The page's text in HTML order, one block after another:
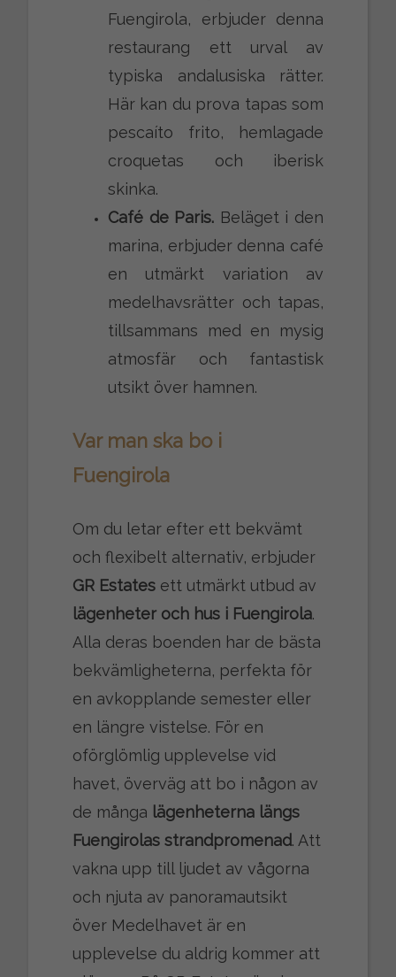
Fuengirola, erbjuder denna
restaurang ett urval av
typiska andalusiska rätter.
Här kan du prova tapas som
pescaíto frito, hemlagade
croquetas och iberisk
skinka.
Café de Paris. Beläget i den
marina, erbjuder denna café
en utmärkt variation av
medelhavsrätter och tapas,
tillsammans med en mysig
atmosfär och fantastisk
utsikt över hamnen.
Var man ska bo i
Fuengirola
Om du letar efter ett bekvämt
och flexibelt alternativ, erbjuder
GR Estatesett utmärkt utbud av
lägenheter och hus i Fuengirola.
Alla deras boenden har de bästa
bekvämligheterna, perfekta för
en avkopplande semester eller
en längre vistelse. För en
oförglömlig upplevelse vid
havet, överväg att bo i någon av
de många lägenheterna längs
Fuengirolas strandpromenad. Att
vakna upp till ljudet av vågorna
och njuta av panoramautsikt
över Medelhavet är en
upplevelse du aldrig kommer att